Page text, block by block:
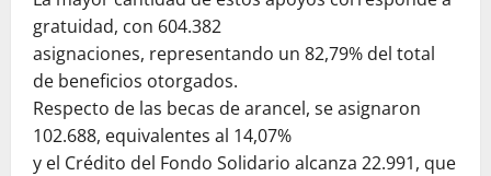
gratuidad, con 604.382
asignaciones, representando un 82,79% del total
de beneficios otorgados.
Respecto de las becas de arancel, se asignaron
102.688, equivalentes al 14,07%
y el Crédito del Fondo Solidario alcanza 22.991, que